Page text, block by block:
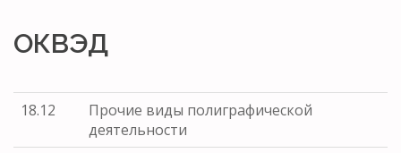
ОКВЭД
18.12
Прочие виды полиграфической
деятельности